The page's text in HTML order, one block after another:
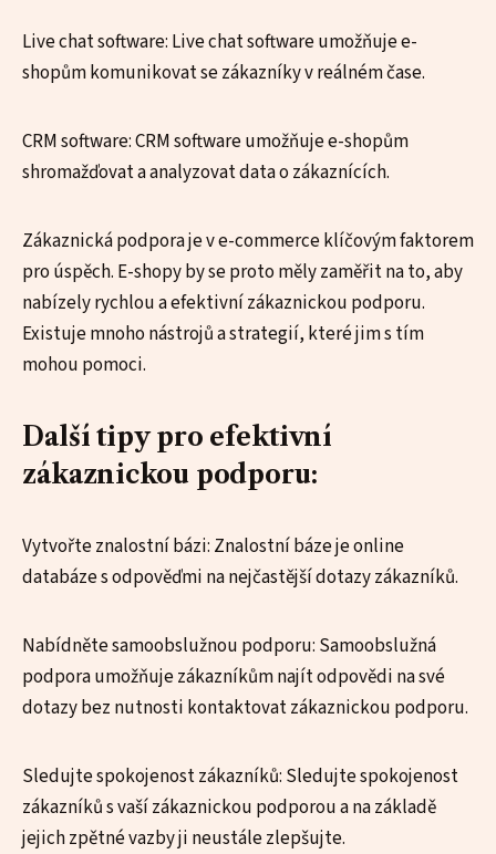
Live chat software: Live chat software umožňuje e-
shopům komunikovat se zákazníky v reálném čase.
CRM software: CRM software umožňuje e-shopům
shromažďovat a analyzovat data o zákaznících.
Zákaznická podpora je v e-commerce klíčovým faktorem
pro úspěch. E-shopy by se proto měly zaměřit na to, aby
nabízely rychlou a efektivní zákaznickou podporu.
Existuje mnoho nástrojů a strategií, které jim s tím
mohou pomoci.
Další tipy pro efektivní
zákaznickou podporu:
Vytvořte znalostní bázi: Znalostní báze je online
databáze s odpověďmi na nejčastější dotazy zákazníků.
Nabídněte samoobslužnou podporu: Samoobslužná
podpora umožňuje zákazníkům najít odpovědi na své
dotazy bez nutnosti kontaktovat zákaznickou podporu.
Sledujte spokojenost zákazníků: Sledujte spokojenost
zákazníků s vaší zákaznickou podporou a na základě
jejich zpětné vazby ji neustále zlepšujte.